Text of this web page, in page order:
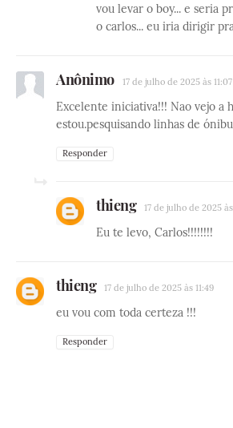
vou levar o boy... e seria
o carlos... eu iria dirigir
Anônimo 17 de julho de 2025 às 11:07
Excelente iniciativa!!! Nao vejo a
estou.pesquisando linhas de
Responder
thieng 17 de julho de 2025 às
Eu te levo, Carlos!!!!!!!!
thieng 17 de julho de 2025 às 11:49
eu vou com toda certeza !!!
Responder